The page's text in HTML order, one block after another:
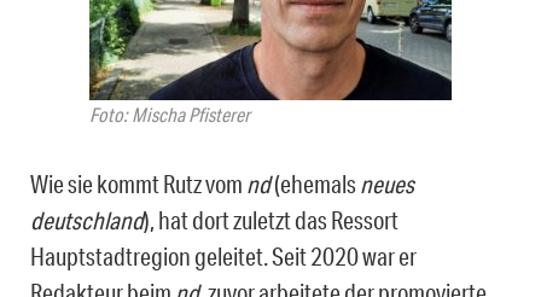
Foto: Mischa Pfisterer
Wie sie kommt Rutz vom nd(ehemalsneues
deutschland), hat dort zuletzt das Ressort
Hauptstadtregion geleitet. Seit 2020 war er